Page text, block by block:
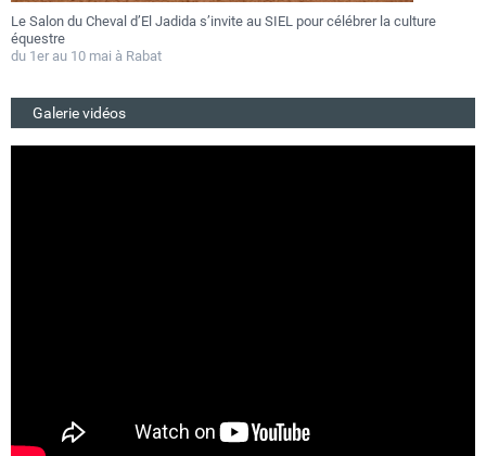
Le Salon du Cheval d’El Jadida s’invite au SIEL pour célébrer la culture
équestre
du 1er au 10 mai à Rabat
Galerie vidéos